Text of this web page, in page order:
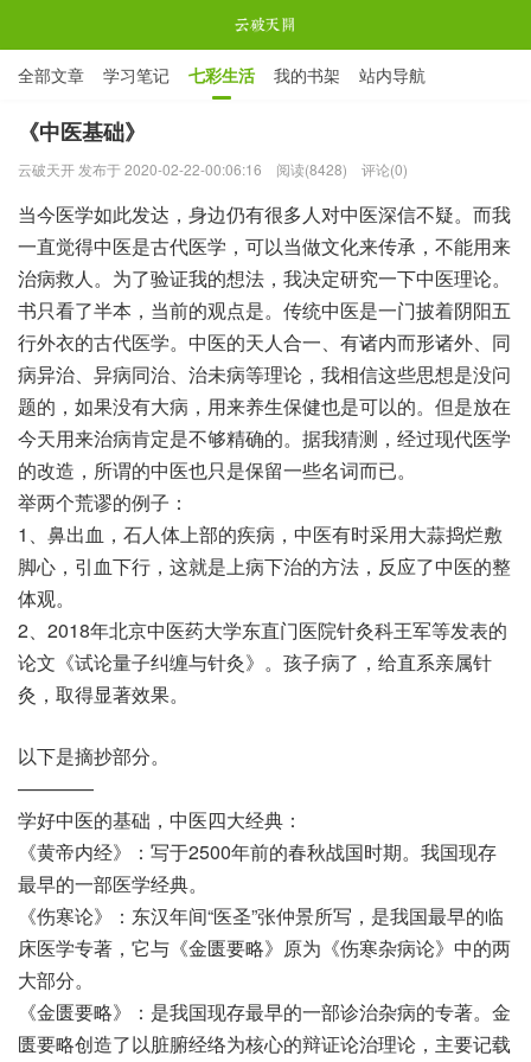
全部文章 学习笔记 七彩生活 我的书架 站内导航
ABOUT ME
《中医基础》
云破天开 发布于 2020-02-22-00:06:16 阅读(8428) 评论(0)
当今医学如此发达，身边仍有很多人对中医深信不疑。而我
一直觉得中医是古代医学，可以当做文化来传承，不能用来
治病救人。为了验证我的想法，我决定研究一下中医理论。
书只看了半本，当前的观点是。传统中医是一门披着阴阳五
行外衣的古代医学。中医的天人合一、有诸内而形诸外、同
病异治、异病同治、治未病等理论，我相信这些思想是没问
题的，如果没有大病，用来养生保健也是可以的。但是放在
今天用来治病肯定是不够精确的。据我猜测，经过现代医学
的改造，所谓的中医也只是保留一些名词而已。
举两个荒谬的例子：
1、鼻出血，石人体上部的疾病，中医有时采用大蒜捣烂敷
脚心，引血下行，这就是上病下治的方法，反应了中医的整
体观。
2、2018年北京中医药大学东直门医院针灸科王军等发表的
论文《试论量子纠缠与针灸》。孩子病了，给直系亲属针
灸，取得显著效果。
以下是摘抄部分。
————
学好中医的基础，中医四大经典：
《黄帝内经》：写于2500年前的春秋战国时期。我国现存
最早的一部医学经典。
《伤寒论》：东汉年间“医圣”张仲景所写，是我国最早的临
床医学专著，它与《金匮要略》原为《伤寒杂病论》中的两
大部分。
《金匮要略》：是我国现存最早的一部诊治杂病的专著。金
匮要略创造了以脏腑经络为核心的辩证论治理论，主要记载